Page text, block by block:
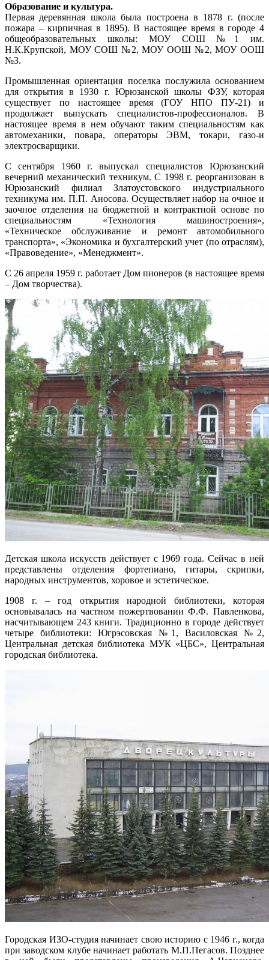
Образование и культура.
Первая деревянная школа была построена в 1878 г. (после
пожара – кирпичная в 1895). В настоящее время в городе 4
общеобразовательных школы: МОУ СОШ №1 им.
Н.К.Крупской, МОУ СОШ №2, МОУ ООШ №2, МОУ ООШ
№3.
Промышленная ориентация поселка послужила основанием
для открытия в 1930 г. Юрюзанской школы ФЗУ, которая
существует по настоящее время (ГОУ НПО ПУ-21) и
продолжает выпускать специалистов-профессионалов. В
настоящее время в нем обучают таким специальностям как
автомеханики, повара, операторы ЭВМ, токари, газо-и
электросварщики.
С сентября 1960 г. выпускал специалистов Юрюзанский
вечерний механический техникум. С 1998 г. реорганизован в
Юрюзанский филиал Златоустовского индустриального
техникума им. П.П. Аносова. Осуществляет набор на очное и
заочное отделения на бюджетной и контрактной основе по
специальностям «Технология машиностроения»,
«Техническое обслуживание и ремонт автомобильного
транспорта», «Экономика и бухгалтерский учет (по отраслям),
«Правоведение», «Менеджмент».
С 26 апреля 1959 г. работает Дом пионеров (в настоящее время
– Дом творчества).
Детская школа искусств действует с 1969 года. Сейчас в ней
представлены отделения фортепиано, гитары, скрипки,
народных инструментов, хоровое и эстетическое.
1908 г. – год открытия народной библиотеки, которая
основывалась на частном пожертвовании Ф.Ф. Павленкова,
насчитывающем 243 книги. Традиционно в городе действует
четыре библиотеки: Югрэсовская №1, Василовская №2,
Центральная детская библиотека МУК «ЦБС», Центральная
городская библиотека.
Городская ИЗО-студия начинает свою историю с 1946 г., когда
при заводском клубе начинает работать М.П.Пегасов. Позднее